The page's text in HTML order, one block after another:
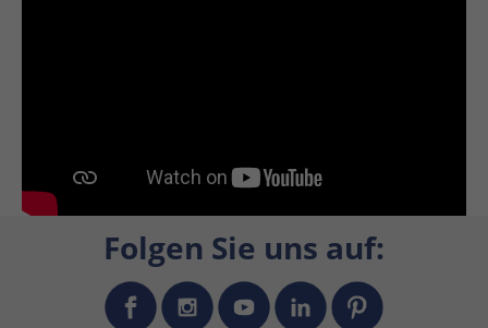
Folgen Sie uns auf: